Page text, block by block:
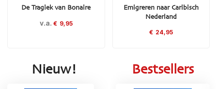
De Tragiek van Bonaire
v.a. € 9,95
Emigreren naar Caribisch
Nederland
€ 24,95
Nieuw! Bestsellers